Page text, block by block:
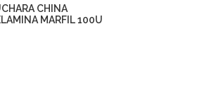
CHINA
MARFIL 100U